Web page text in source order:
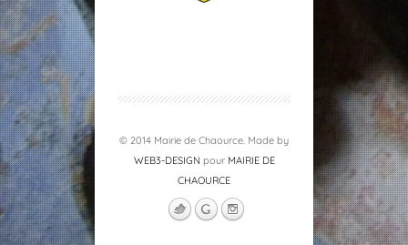
© 2014 Mairie de Chaource. Made by
WEB3-DESIGN pour MAIRIE DE
CHAOURCE